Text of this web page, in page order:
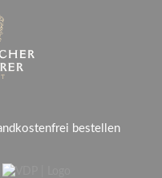
bestellen